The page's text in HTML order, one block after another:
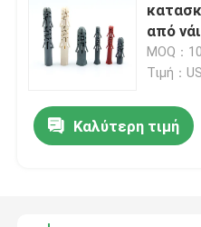
Αρχική Σελίδα
Βίντεο
από
MOQ：
Τιμή：
Καλύτερη τιμή